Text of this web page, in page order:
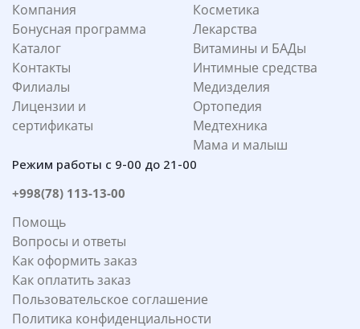
Компания
Бонусная программа
Каталог
Контакты
Филиалы
Лицензии и
сертификаты
Косметика
Лекарства
Витамины и БАДы
Интимные средства
Медизделия
Ортопедия
Медтехника
Мама и малыш
Режим работы с 9-00 до 21-00
+998(78) 113-13-00
Помощь
Вопросы и ответы
Как оформить заказ
Как оплатить заказ
Пользовательское соглашение
Политика конфиденциальности